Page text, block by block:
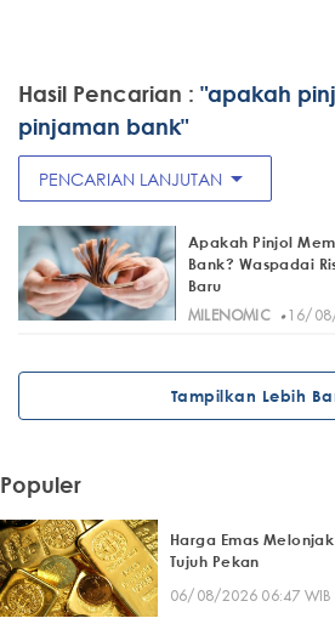
Hasil Pencarian : "apakah
pinjaman bank"
PENCARIAN LANJUTAN arrow_drop_down
Apakah Pinjol
Bank? Waspadai
Baru
MILENOMIC· 16/
Tampilkan Lebih
Populer
Harga Emas
Tujuh Pekan
06/08/2026 06:47 WIB